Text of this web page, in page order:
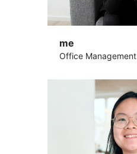
me
Office Management